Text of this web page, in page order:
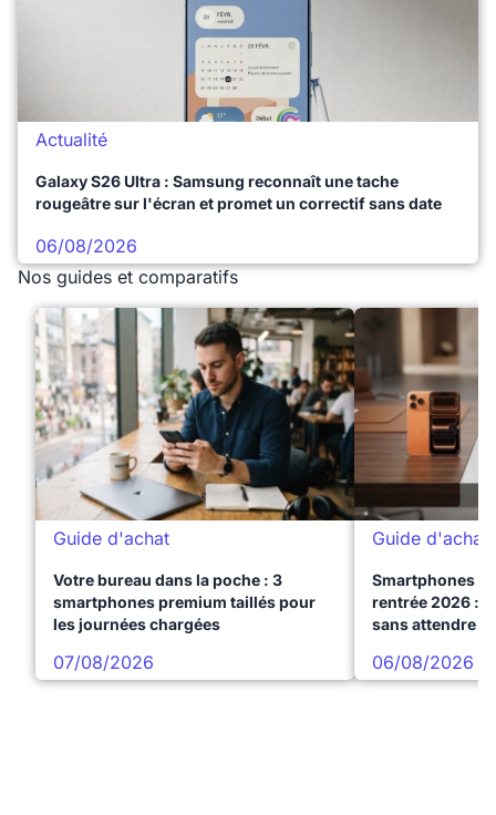
Actualité
Galaxy S26 Ultra : Samsung reconnaît une tache
rougeâtre sur l'écran et promet un correctif sans date
06/08/2026
Nos guides et comparatifs
Guide d'achat
Votre bureau dans la poche : 3
smartphones premium taillés pour
les journées chargées
07/08/2026
Guide d'achat
Smartphones
rentrée 2026 :
sans attendre
06/08/2026